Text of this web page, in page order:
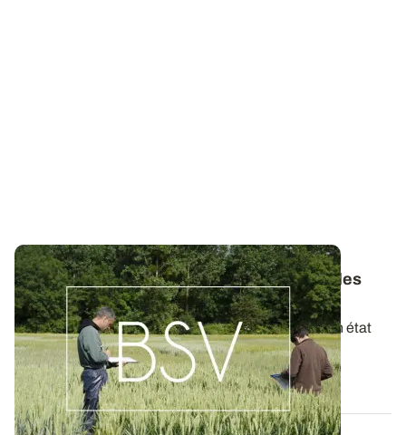
Bulletins de Santé du Végétal - Consultez les
derniers BSV de votre région
Ces bulletins, publiés chaque semaine, dressent un état
des lieux exhaustif des cultures...
19 MAI 2026